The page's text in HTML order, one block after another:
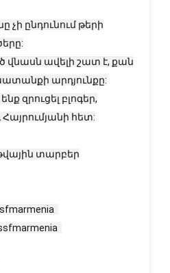
ընդունում թերի
վնասն ավելի շատ է, քան
արդյունքը:
զրուցել բլոգեր,
հետ:
տարբեր